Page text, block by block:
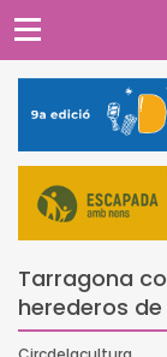
Tarragona
herederos